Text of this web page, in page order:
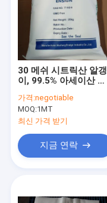
30 메쉬 시트릭산 알갱
이, 99.5% 아세이산 조
가격:negotiable
MOQ:1MT
최신 가격 받기
지금 연락